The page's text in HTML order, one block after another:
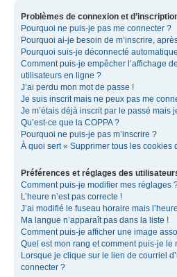
Problèmes de connexion et
Pourquoi ne puis-je pas me connecter ?
Pourquoi ai-je besoin de m’inscrire,
Pourquoi suis-je déconnecté
Comment puis-je empêcher l’affichage
utilisateurs en ligne ?
J’ai perdu mon mot de passe !
Je suis inscrit mais ne peux pas me
Je m’étais déjà inscrit par le passé mais
Qu’est-ce que la COPPA ?
Pourquoi ne puis-je pas m’inscrire ?
À quoi sert « Supprimer tous les cookies
Préférences et réglages des
Comment puis-je modifier mes réglages
L’heure n’est pas correcte !
J’ai modifié le fuseau horaire mais
Ma langue n’apparaît pas dans la liste !
Comment puis-je afficher une image
Quel est mon rang et comment puis-je le
Lorsque je clique sur le lien de courriel
connecter ?